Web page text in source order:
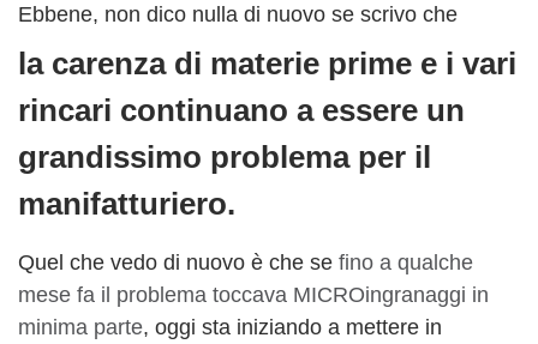
Ebbene, non dico nulla di nuovo se scrivo che
la carenza di materie prime e i vari
rincari continuano a essere un
grandissimo problema per il
manifatturiero.
Quel che vedo di nuovo è che se fino a qualche
mese fa il problema toccava MICROingranaggi in
minima parte, oggi sta iniziando a mettere in